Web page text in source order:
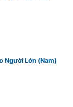
Người Lớn (Nam)